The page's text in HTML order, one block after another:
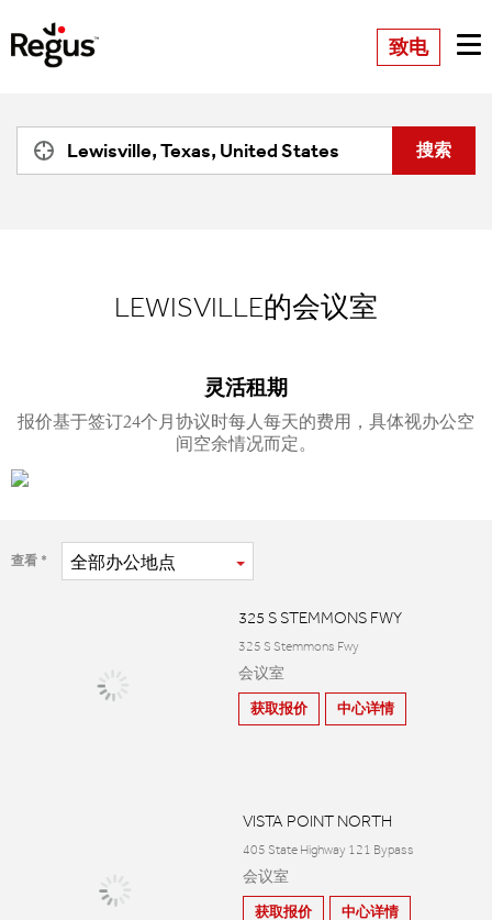
致电
LEWISVILLE的会议室
灵活租期
报价基于签订24个月协议时每人每天的费用，具体视办公空
间空余情况而定。
查看 全部办公地点
325 S STEMMONS FWY
325 S Stemmons Fwy
会议室
获取报价 中心详情
VISTA POINT NORTH
405 State Highway 121 Bypass
会议室
获取报价 中心详情